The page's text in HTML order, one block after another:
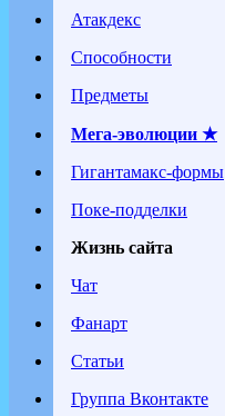
Атакдекс
Способности
Предметы
Мега-эволюции ★
Гигантамакс-формы
Поке-подделки
Жизнь сайта
Чат
Фанарт
Статьи
Группа Вконтакте